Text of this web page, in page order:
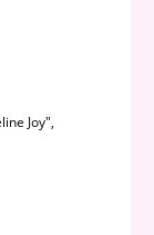
Joy",